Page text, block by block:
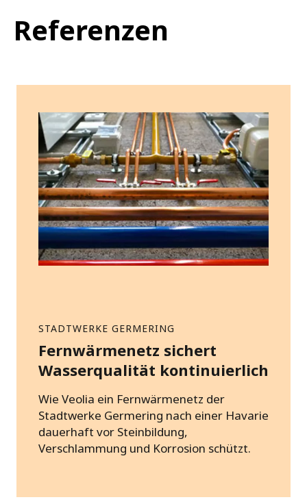
Referenzen
STADTWERKE GERMERING
Fernwärmenetz sichert
Wasserqualität kontinuierlich
Wie Veolia ein Fernwärmenetz der
Stadtwerke Germering nach einer Havarie
dauerhaft vor Steinbildung,
Verschlammung und Korrosion schützt.